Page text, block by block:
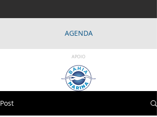
AGENDA
APOIO
Post